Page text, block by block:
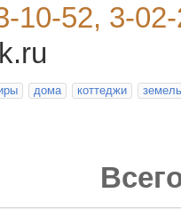
10-52, 3-
дома коттеджи